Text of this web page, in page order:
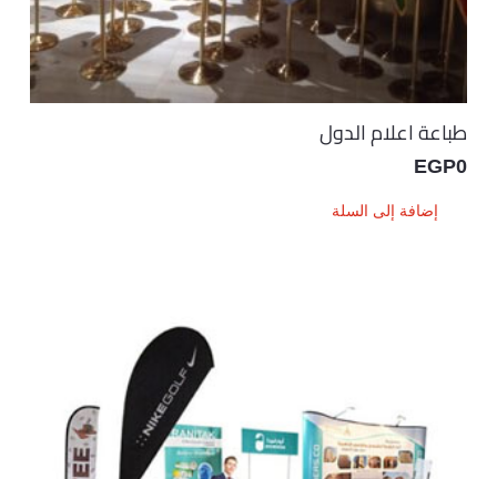
طباعة اعلام الدول
EGP0
إضافة إلى السلة